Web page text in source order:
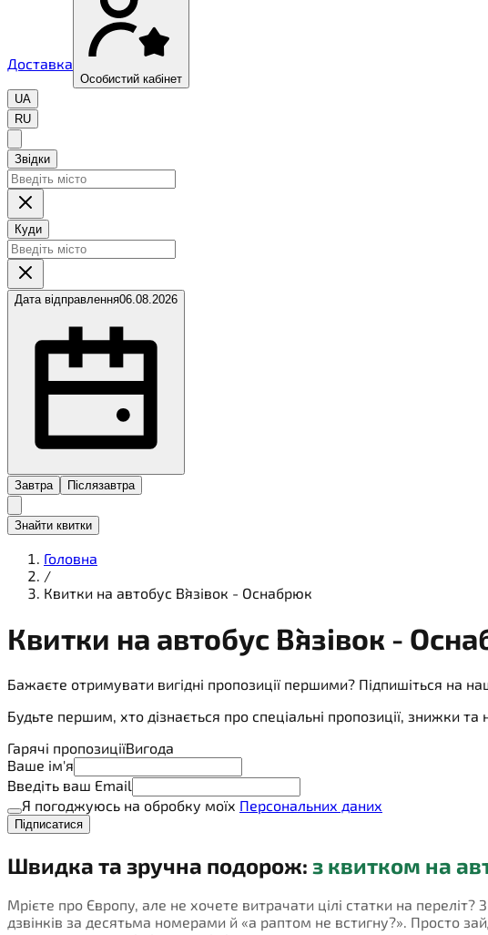
Доставка
Особистий кабінет
UA
RU
Звідки
Куди
Дата відправлення06.08.2026
Завтра Післязавтра
Знайти квитки
Головна
/
Квитки на автобус В`язівок - Оснабрюк
Квитки на автобус В`язівок -
Бажаєте отримувати вигідні пропозиції першими? Підпишіться на
Будьте першим, хто дізнається про спеціальні пропозиції, знижки
Гарячі пропозиціїВигода
Ваше ім'я
Введіть ваш Email
Я погоджуюсь на обробку моїх Персональних даних
Підписатися
Швидка та зручна подорож: з квитком на
Мрієте про Європу, але не хочете витрачати цілі статки на
дзвінків за десятьма номерами й «а раптом не встигну?». Просто